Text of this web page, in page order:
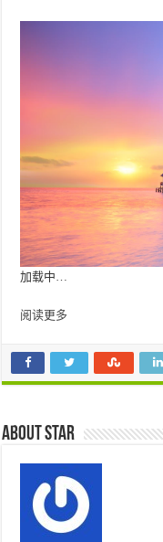
加载中…
阅读更多
About star